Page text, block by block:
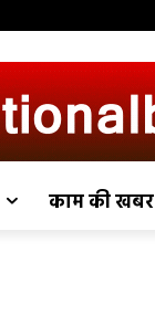
काम की खबर